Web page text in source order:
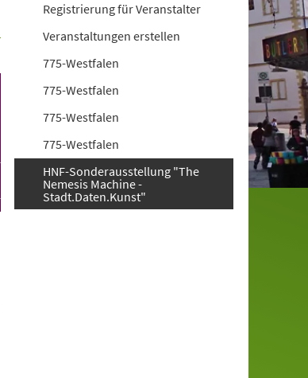
Registrierung für Veranstalter
Veranstaltungen erstellen
775-Westfalen
775-Westfalen
775-Westfalen
775-Westfalen
HNF-Sonderausstellung "The
Nemesis Machine -
Stadt.Daten.Kunst"